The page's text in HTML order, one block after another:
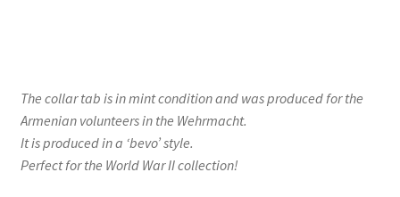
The collar tab is in mint condition and was produced for the
Armenian volunteers in the Wehrmacht.
It is produced in a ‘bevo’ style.
Perfect for the World War II collection!